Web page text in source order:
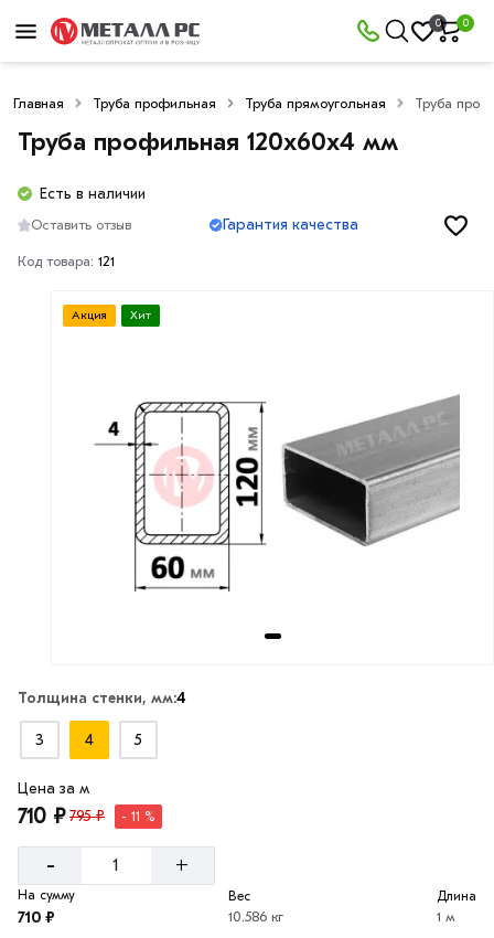
0 0
Главная Труба профильная Труба прямоугольная Труба
Труба профильная 120х60х4 мм
Есть в наличии
Оставить отзыв Гарантия качества
Код товара: 121
Акция Хит
Толщина стенки, мм:4
3 4 5
Цена за м
710 ₽795 ₽ - 11 %
- +
На сумму
710 ₽
Вес
10.586 кг
Длина
1 м